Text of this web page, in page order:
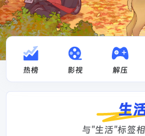
热榜 影视 解压
生
与"生活"标签